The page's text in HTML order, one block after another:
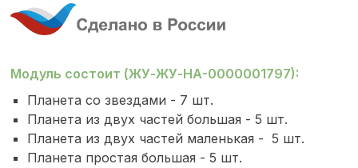
Модуль состоит (ЖУ-ЖУ-НА-0000001797):
Планета со звездами - 7 шт.
Планета из двух частей большая - 5 шт.
Планета из двух частей маленькая - 5 шт.
Планета простая большая - 5 шт.